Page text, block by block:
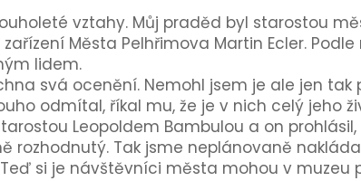
vztahy. Můj praděd byl starostou
Města Pelhřimova Martin Ecler.
lidem.
svá ocenění. Nemohl jsem je ale jen tak
odmítal, říkal mu, že je v nich celý jeho
Leopoldem Bambulou a on
rozhodnutý. Tak jsme neplánovaně
si je návštěvníci města mohou v muzeu